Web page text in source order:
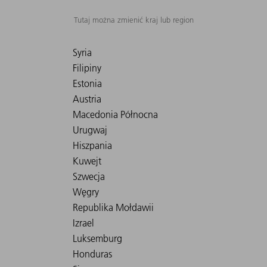
Tutaj można zmienić kraj lub region